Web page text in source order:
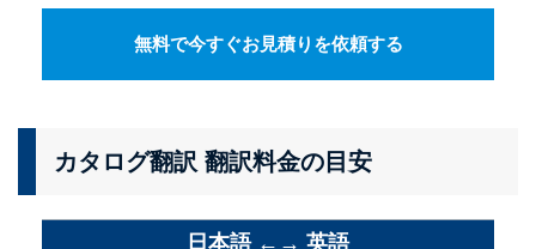
無料で今すぐお見積りを依頼する
カタログ翻訳 翻訳料金の目安
日本語 ←→ 英語